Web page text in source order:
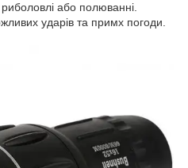
або полюванні.
ударів та примх погоди.